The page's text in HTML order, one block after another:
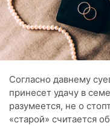
Согласно давнему
принесет удачу в
разумеется, не о
«старой» считается